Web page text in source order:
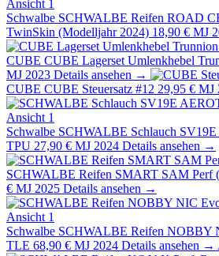
Schwalbe SCHWALBE Reifen ROAD
TwinSkin (Modelljahr 2024) 18,90 € MJ
CUBE CUBE Lagerset Umlenkhebel
MJ 2023 Details ansehen →
CUBE CUBE Steuersatz #12 29,95 € MJ
Schwalbe SCHWALBE Schlauch
TPU 27,90 € MJ 2024 Details ansehen →
SCHWALBE Reifen SMART SAM Perf
€ MJ 2025 Details ansehen →
Schwalbe SCHWALBE Reifen NOBBY
TLE 68,90 € MJ 2024 Details ansehen →